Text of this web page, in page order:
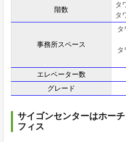
階数
タ
タ
事務所スペース
エレベーター数
グレード
サイゴンセンターはホー
フィス